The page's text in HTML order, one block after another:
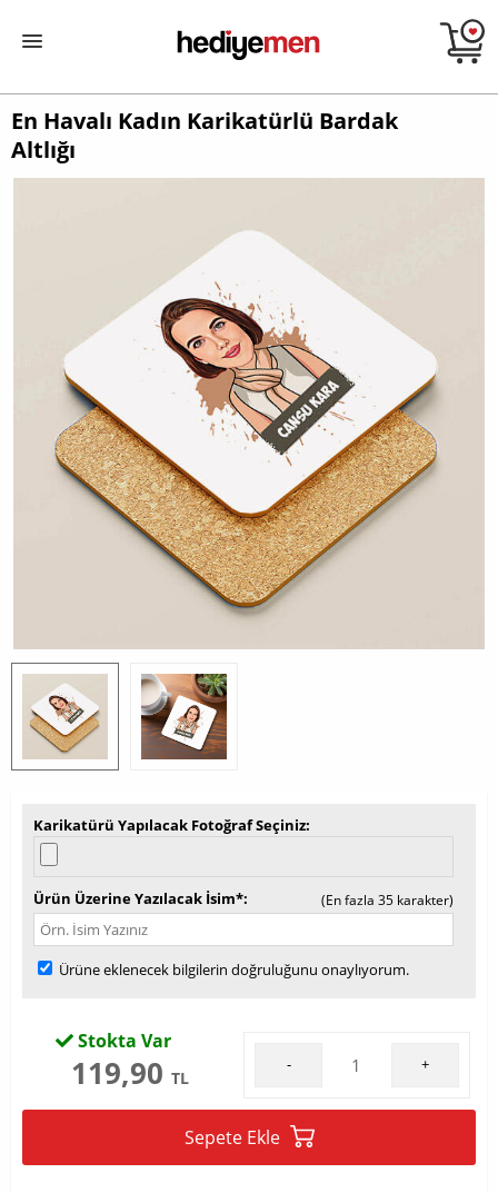
En Havalı Kadın Karikatürlü Bardak
Altlığı
Karikatürü Yapılacak Fotoğraf Seçiniz
Ürün Üzerine Yazılacak İsim* (En fazla 35 karakter)
Ürüne eklenecek bilgilerin doğruluğunu onaylıyorum.
Stokta Var
119,90 TL
- +
Sepete Ekle